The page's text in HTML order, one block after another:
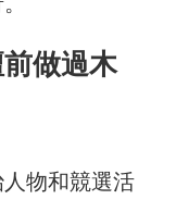
做過木
物和競選活